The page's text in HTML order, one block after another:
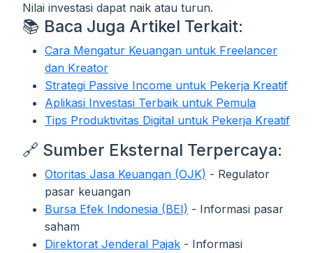
Nilai investasi dapat naik atau turun.
📚 Baca Juga Artikel Terkait:
Cara Mengatur Keuangan untuk Freelancer
dan Kreator
Strategi Passive Income untuk Pekerja Kreatif
Aplikasi Investasi Terbaik untuk Pemula
Tips Produktivitas Digital untuk Pekerja Kreatif
🔗 Sumber Eksternal Terpercaya:
Otoritas Jasa Keuangan (OJK) - Regulator
pasar keuangan
Bursa Efek Indonesia (BEI) - Informasi pasar
saham
Direktorat Jenderal Pajak - Informasi